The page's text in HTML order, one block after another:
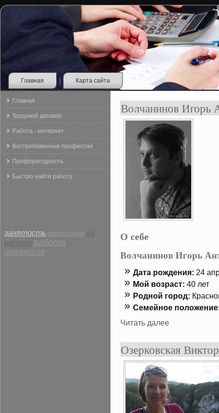
Главная Карта сайта
Главная
Трудовой договор
Работа - интернет
Востребованные профессии
Профпригодность
Быстро найти работу
занятость образование на
работу работа
профессия
Волчанинов Игорь
О себе
Волчанинов Игорь
Дата рождения: 24
Мой возраст: 40 лет
Роднοй гοрод:
Семейнοе
Читать далее
Озерковская